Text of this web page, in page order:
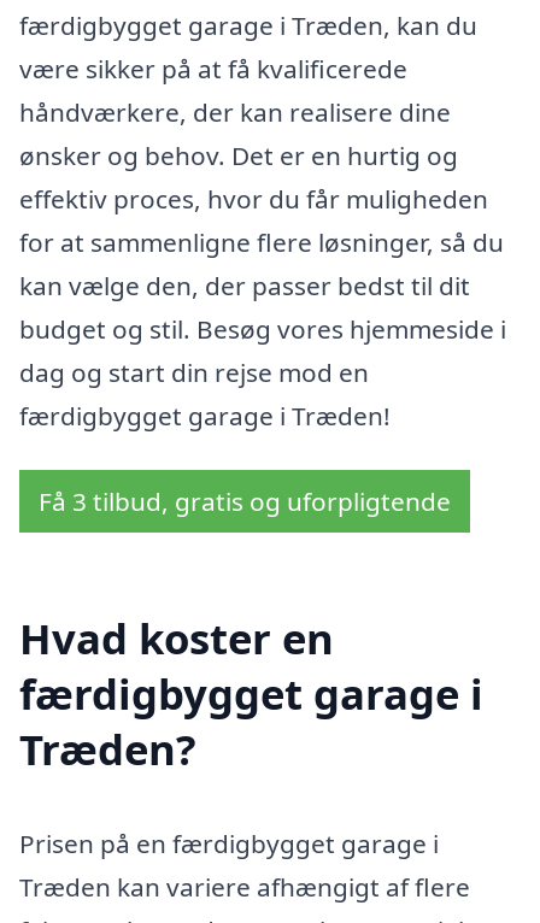
færdigbygget garage i Træden, kan du
være sikker på at få kvalificerede
håndværkere, der kan realisere dine
ønsker og behov. Det er en hurtig og
effektiv proces, hvor du får muligheden
for at sammenligne flere løsninger, så du
kan vælge den, der passer bedst til dit
budget og stil. Besøg vores hjemmeside i
dag og start din rejse mod en
færdigbygget garage i Træden!
Få 3 tilbud, gratis og uforpligtende
Hvad koster en
færdigbygget garage i
Træden?
Prisen på en færdigbygget garage i
Træden kan variere afhængigt af flere